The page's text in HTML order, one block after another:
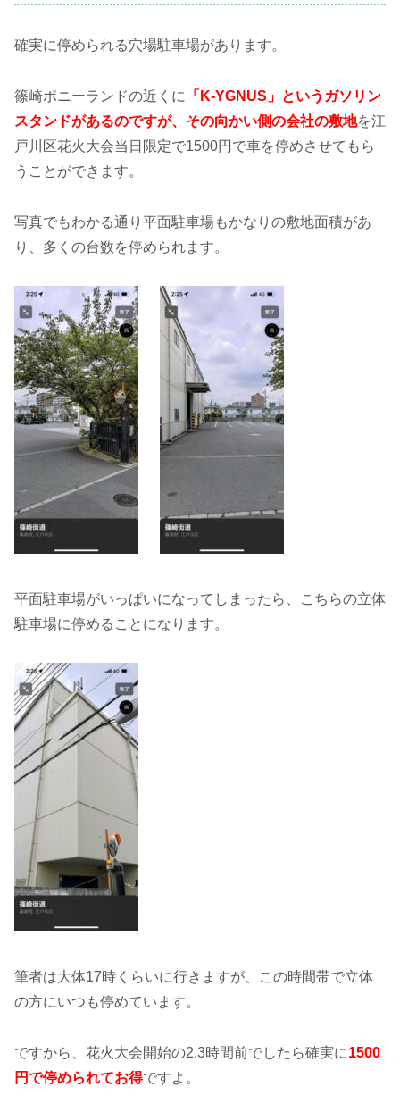
確実に停められる穴場駐車場があります。
篠崎ポニーランドの近くに
「K-YGNUS」というガソリン
スタンドがあるのですが、その向かい側の会社の敷地を江
戸川区花火大会当日限定で1500円で車を停めさせてもら
うことができます。
写真でもわかる通り平面駐車場もかなりの敷地面積があ
り、多くの台数を停められます。
平面駐車場がいっぱいになってしまったら、こちらの立体
駐車場に停めることになります。
筆者は大体17時くらいに行きますが、この時間帯で立体
の方にいつも停めています。
ですから、花火大会開始の2,3時間前でしたら確実に1500
円で停められてお得ですよ。